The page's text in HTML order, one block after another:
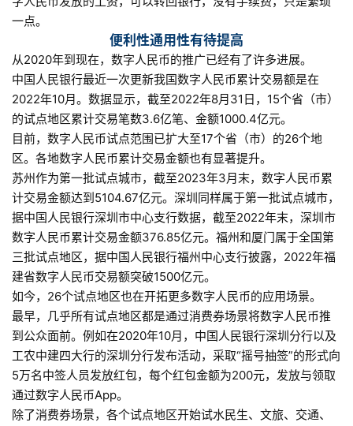
一点。
便利性通用性有待提高
从2020年到现在，数字人民币的推广已经有了许多进展。
中国人民银行最近一次更新我国数字人民币累计交易额是在
2022年10月。数据显示，截至2022年8月31日，15个省（市）
的试点地区累计交易笔数3.6亿笔、金额1000.4亿元。
目前，数字人民币试点范围已扩大至17个省（市）的26个地
区。各地数字人民币累计交易金额也有显著提升。
苏州作为第一批试点城市，截至2023年3月末，数字人民币累
计交易金额达到5104.67亿元。深圳同样属于第一批试点城市，
据中国人民银行深圳市中心支行数据，截至2022年末，深圳市
数字人民币累计交易金额376.85亿元。福州和厦门属于全国第
三批试点地区，据中国人民银行福州中心支行披露，2022年福
建省数字人民币交易额突破1500亿元。
如今，26个试点地区也在开拓更多数字人民币的应用场景。
最早，几乎所有试点地区都是通过消费券场景将数字人民币推
到公众面前。例如在2020年10月，中国人民银行深圳分行以及
工农中建四大行的深圳分行发布活动，采取“摇号抽签”的形式向
5万名中签人员发放红包，每个红包金额为200元，发放与领取
通过数字人民币App。
除了消费券场景，各个试点地区开始试水民生、文旅、交通、